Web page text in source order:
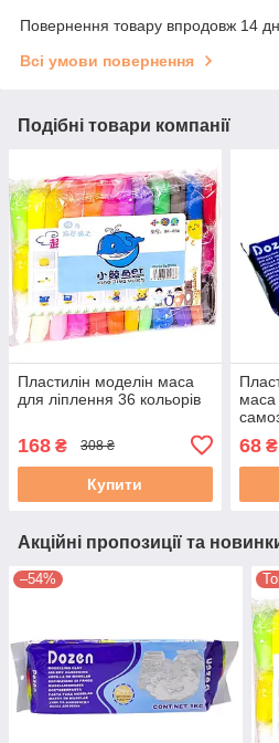
Повернення товару впродовж 14
Всі умови повернення
Подібні товари компанії
Пластилін моделін маса
для ліплення 36 кольорів
168 ₴ 308 ₴
Купити
маса
68₴
Акційні пропозиції та
–54%